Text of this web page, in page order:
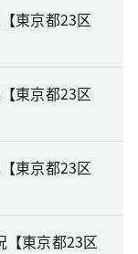
東京都23区
東京都23区
東京都23区
【東京都23区